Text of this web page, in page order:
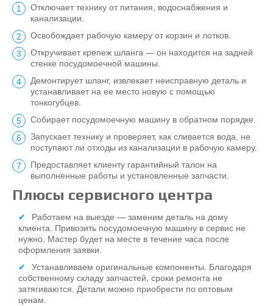
Отключает технику от питания, водоснабжения и
канализации.
Освобождает рабочую камеру от корзин и лотков.
Откручивает крепеж шланга ― он находится на задней
стенке посудомоечной машины.
Демонтирует шланг, извлекает неисправную деталь и
устанавливает на ее место новую с помощью
тонкогубцев.
Собирает посудомоечную машину в обратном порядке.
Запускает технику и проверяет, как сливается вода, не
поступают ли отходы из канализации в рабочую камеру.
Предоставляет клиенту гарантийный талон на
выполненные работы и установленные запчасти.
Плюсы сервисного центра
Работаем на выезде ― заменим деталь на дому
клиента. Привозить посудомоечную машину в сервис не
нужно. Мастер будет на месте в течение часа после
оформления заявки.
Устанавливаем оригинальные компоненты. Благодаря
собственному складу запчастей, сроки ремонта не
затягиваются. Детали можно приобрести по оптовым
ценам.